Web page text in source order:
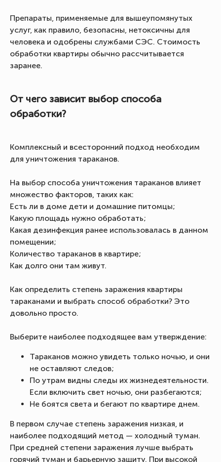
Препараты, применяемые для вышеупомянутых
услуг, как правило, безопасны, нетоксичны для
человека и одобрены службами СЭС. Стоимость
обработки квартиры обычно рассчитывается
заранее.
От чего зависит выбор способа
обработки?
Комплексный и всесторонний подход необходим
для уничтожения тараканов.
На выбор способа уничтожения тараканов влияет
множество факторов, таких как:
Есть ли в доме дети и домашние питомцы;
Какую площадь нужно обработать;
Какая дезинфекция ранее использовалась в данном
помещении;
Количество тараканов в квартире;
Как долго они там живут.
Как определить степень заражения квартиры
тараканами и выбрать способ обработки? Это
довольно просто.
Выберите наиболее подходящее вам утверждение:
Тараканов можно увидеть только ночью, и они
не оставляют следов;
По утрам видны следы их жизнедеятельности.
Если включить свет ночью, они разбегаются;
Не боятся света и бегают по квартире днем.
В первом случае степень заражения низкая, и
наиболее подходящий метод — холодный туман.
При средней степени заражения лучше выбрать
горячий туман и барьерную защиту. При высокой